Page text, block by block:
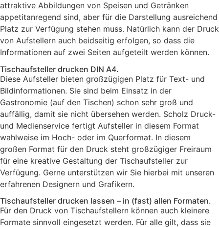
attraktive Abbildungen von Speisen und Getränken
appetitanregend sind, aber für die Darstellung ausreichend
Platz zur Verfügung stehen muss. Natürlich kann der Druck
von Aufstellern auch beidseitig erfolgen, so dass die
Informationen auf zwei Seiten aufgeteilt werden können.
Tischaufsteller drucken DIN A4.
Diese Aufsteller bieten großzügigen Platz für Text- und
Bildinformationen. Sie sind beim Einsatz in der
Gastronomie (auf den Tischen) schon sehr groß und
auffällig, damit sie nicht übersehen werden. Scholz Druck-
und Medienservice fertigt Aufsteller in diesem Format
wahlweise im Hoch- oder im Querformat. In diesem
großen Format für den Druck steht großzügiger Freiraum
für eine kreative Gestaltung der Tischaufsteller zur
Verfügung. Gerne unterstützen wir Sie hierbei mit unseren
erfahrenen Designern und Grafikern.
Tischaufsteller drucken lassen – in (fast) allen Formaten.
Für den Druck von Tischaufstellern können auch kleinere
Formate sinnvoll eingesetzt werden. Für alle gilt, dass sie